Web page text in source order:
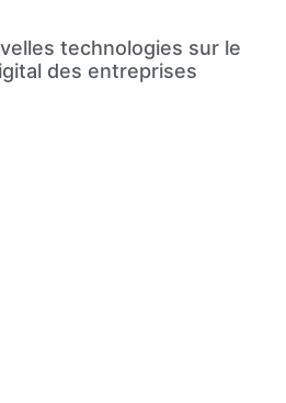
technologies sur le
des entreprises